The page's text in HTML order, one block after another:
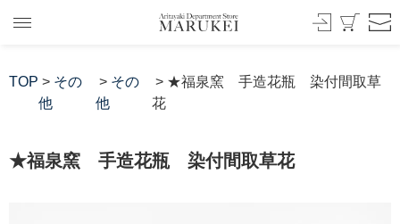
TOP > その
他
> その
他
> ★福泉窯 手造花瓶 染付間取草
花
★福泉窯 手造花瓶 染付間取草花